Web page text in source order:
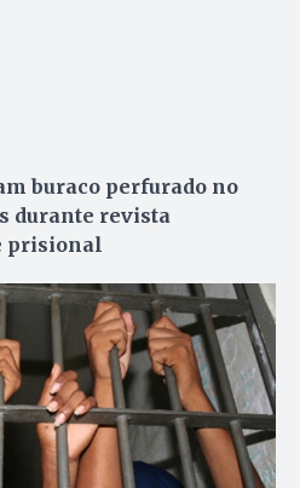
buraco perfurado no
durante revista
prisional